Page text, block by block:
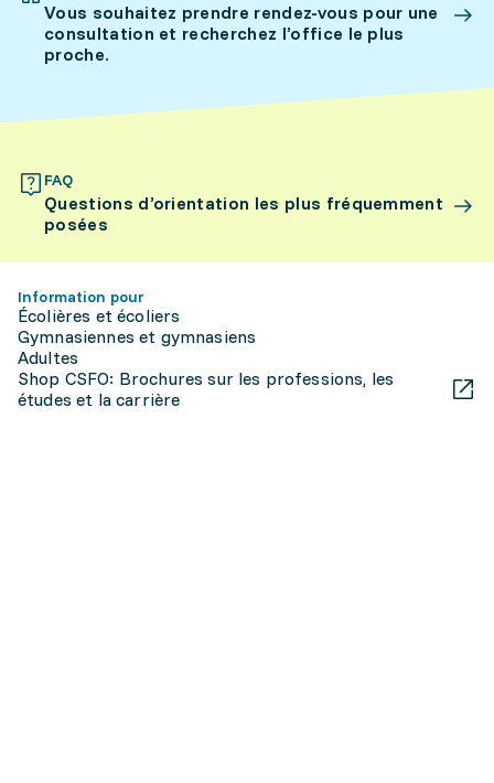
Vous souhaitez prendre rendez-vous pour une
consultation et recherchez l’office le plus
proche.
FAQ
Questions d’orientation les plus fréquemment
posées
Information pour
Écolières et écoliers
Gymnasiennes et gymnasiens
Adultes
Shop CSFO: Brochures sur les professions, les
études et la carrière